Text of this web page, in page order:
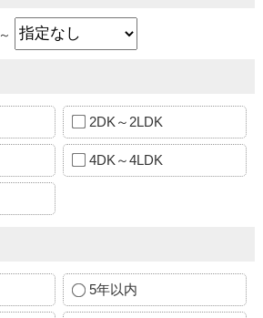
～
2DK～2LDK
4DK～4LDK
5年以内